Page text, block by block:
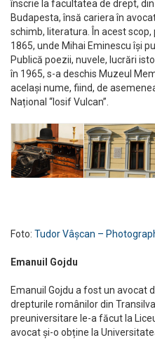
înscrie la facultatea de drept,
Budapesta, însă cariera în
schimb, literatura. În acest scop,
1865, unde Mihai Eminescu își
Publică poezii, nuvele, lucrări
în 1965, s-a deschis Muzeul
același nume, fiind, de
Național “Iosif Vulcan”.
Foto: Tudor Vâșcan –
Emanuil Gojdu
Emanuil Gojdu a fost un avocat
drepturile românilor din
preuniversitare le-a făcut la
avocat și-o obține la